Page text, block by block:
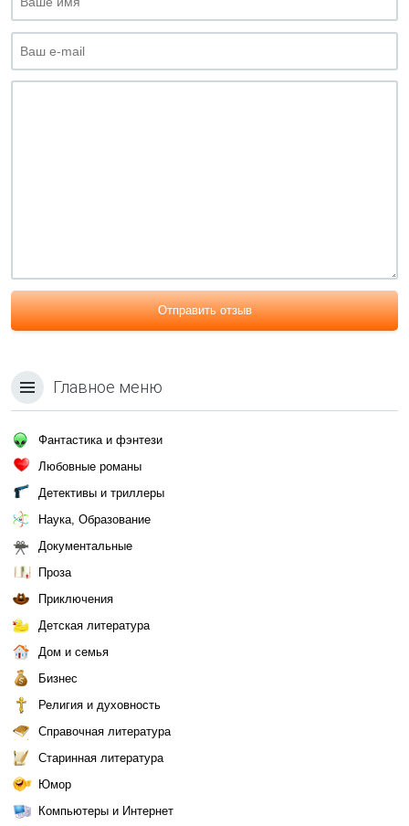
Отправить отзыв
Главное меню
Фантастика и фэнтези
Любовные романы
Детективы и триллеры
Наука, Образование
Документальные
Проза
Приключения
Детская литература
Дом и семья
Бизнес
Религия и духовность
Справочная литература
Старинная литература
Юмор
Компьютеры и Интернет